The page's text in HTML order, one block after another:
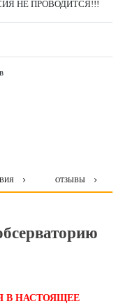
НЕ ПРОВОДИТСЯ!!!
ОТЗЫВЫ
В НАСТОЯЩЕЕ